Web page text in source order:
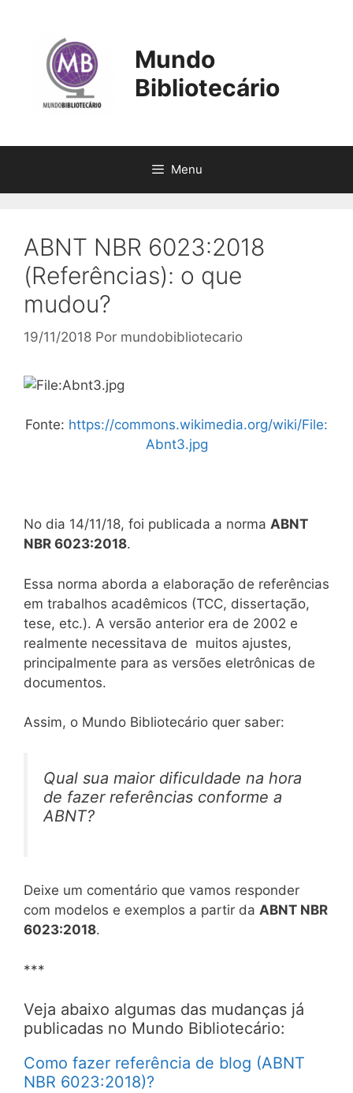
conteúdo
Mundo
Bibliotecário
Menu
ABNT NBR 6023:2018
(Referências): o que
mudou?
19/11/2018 Por mundobibliotecario
Fonte: https://commons.wikimedia.org/wiki/File:
Abnt3.jpg
No dia 14/11/18, foi publicada a norma ABNT
NBR 6023:2018.
Essa norma aborda a elaboração de referências
em trabalhos acadêmicos (TCC, dissertação,
tese, etc.). A versão anterior era de 2002 e
realmente necessitava de muitos ajustes,
principalmente para as versões eletrônicas de
documentos.
Assim, o Mundo Bibliotecário quer saber:
Qual sua maior dificuldade na hora
de fazer referências conforme a
ABNT?
Deixe um comentário que vamos responder
com modelos e exemplos a partir da ABNT NBR
6023:2018.
***
Veja abaixo algumas das mudanças já
publicadas no Mundo Bibliotecário:
Como fazer referência de blog (ABNT
NBR 6023:2018)?